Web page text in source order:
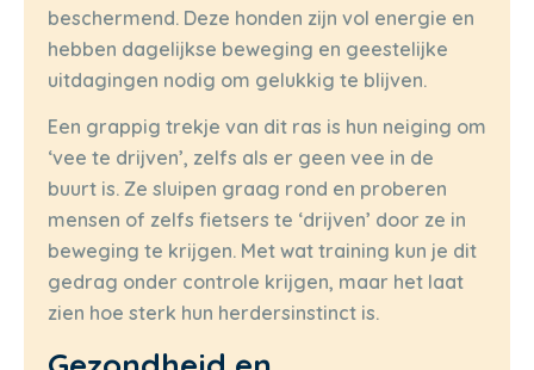
beschermend. Deze honden zijn vol energie en
hebben dagelijkse beweging en geestelijke
uitdagingen nodig om gelukkig te blijven.
Een grappig trekje van dit ras is hun neiging om
‘vee te drijven’, zelfs als er geen vee in de
buurt is. Ze sluipen graag rond en proberen
mensen of zelfs fietsers te ‘drijven’ door ze in
beweging te krijgen. Met wat training kun je dit
gedrag onder controle krijgen, maar het laat
zien hoe sterk hun herdersinstinct is.